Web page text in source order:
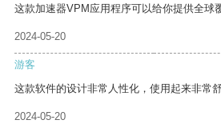
这款加速器VPM应用程序可以给你提供全球
2024-05-20
游客
这款软件的设计非常人性化，使用起来非常舒
2024-05-20